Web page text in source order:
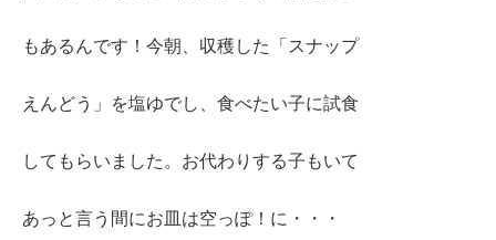
もあるんです！今朝、収穫した「スナップ
えんどう」を塩ゆでし、食べたい子に試食
してもらいました。お代わりする子もいて
あっと言う間にお皿は空っぽ！に・・・